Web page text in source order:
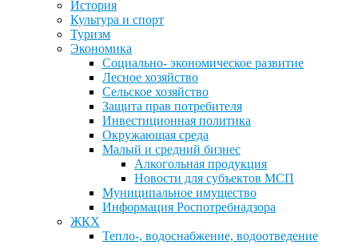
История
Культура и спорт
Туризм
Экономика
Социально- экономическое развитие
Лесное хозяйство
Сельское хозяйство
Защита прав потребителя
Инвестиционная политика
Окружающая среда
Малый и средний бизнес
Алкогольная продукция
Новости для субъектов МСП
Муниципальное имущество
Информация Роспотребнадзора
ЖКХ
Тепло-, водоснабжение, водоотведение